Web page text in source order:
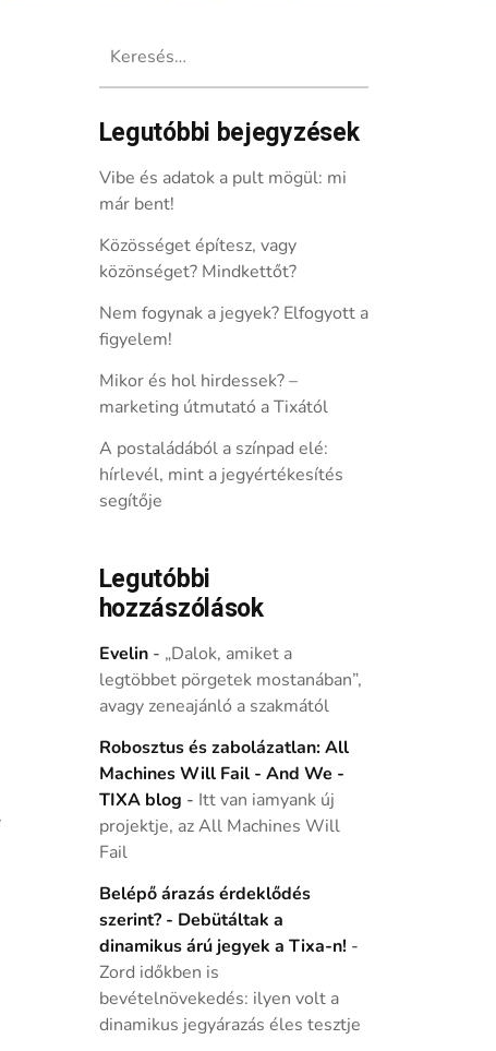
Legutóbbi bejegyzések
Vibe és adatok a pult mögül: mi
már bent!
Közösséget építesz, vagy
közönséget? Mindkettőt?
Nem fogynak a jegyek? Elfogyott a
figyelem!
Mikor és hol hirdessek? –
marketing útmutató a Tixától
A postaládából a színpad elé:
hírlevél, mint a jegyértékesítés
segítője
Legutóbbi
hozzászólások
Evelin- „Dalok, amiket a
legtöbbet pörgetek mostanában”,
avagy zeneajánló a szakmától
Robosztus és zabolázatlan: All
Machines Will Fail - And We -
TIXA blog - Itt van iamyank új
projektje, az All Machines Will
Fail
Belépő árazás érdeklődés
szerint? - Debütáltak a
dinamikus árú jegyek a Tixa-n! -
Zord időkben is
bevételnövekedés: ilyen volt a
dinamikus jegyárazás éles tesztje